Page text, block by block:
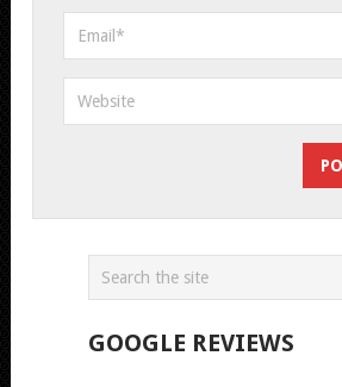
GOOGLE REVIEWS